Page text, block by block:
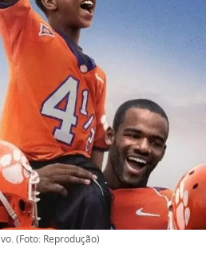
(Foto: Reprodução)